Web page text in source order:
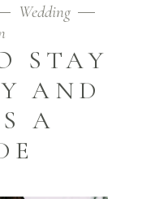
Wedding
STAY
AND
A